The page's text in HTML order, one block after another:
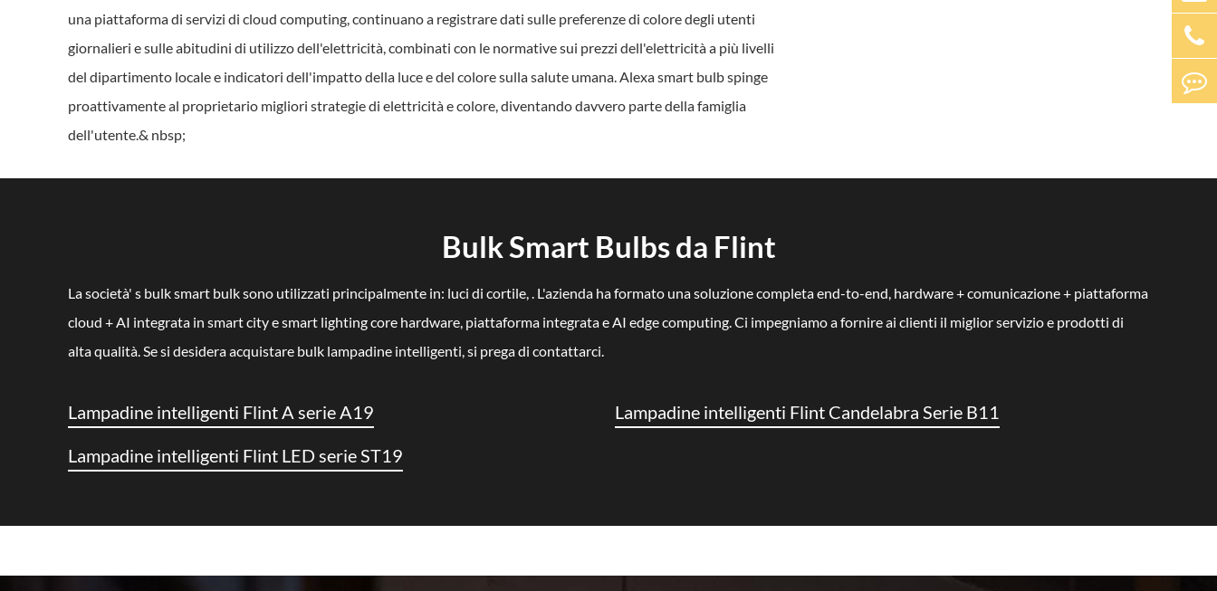
una piattaforma di servizi di cloud computing, continuano a registrare dati sulle preferenze di colore degli utenti
giornalieri e sulle abitudini di utilizzo dell'elettricità, combinati con le normative sui prezzi dell'elettricità a più livelli
del dipartimento locale e indicatori dell'impatto della luce e del colore sulla salute umana. Alexa smart bulb spinge
proattivamente al proprietario migliori strategie di elettricità e colore, diventando davvero parte della famiglia
dell'utente.& nbsp;
Bulk Smart Bulbs da Flint
La società' s bulk smart bulk sono utilizzati principalmente in: luci di cortile, . L'azienda ha formato una soluzione completa end-to-end, hardware + comunicazione + piattaforma
cloud + AI integrata in smart city e smart lighting core hardware, piattaforma integrata e AI edge computing. Ci impegniamo a fornire ai clienti il miglior servizio e prodotti di
alta qualità. Se si desidera acquistare bulk lampadine intelligenti, si prega di contattarci.
Lampadine intelligenti Flint A serie A19
Lampadine intelligenti Flint Candelabra Serie B11
Lampadine intelligenti Flint LED serie ST19